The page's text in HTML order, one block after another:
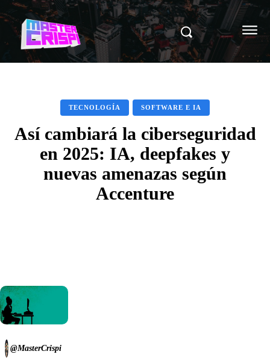
TECNOLOGÍA SOFTWARE E IA
Así cambiará la ciberseguridad
en 2025: IA, deepfakes y
nuevas amenazas según
Accenture
@MasterCrispi